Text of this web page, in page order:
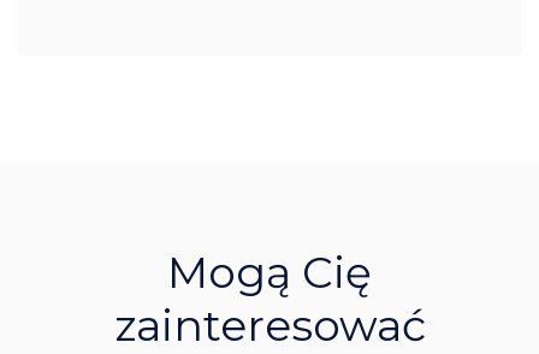
Mogą Cię
zainteresować